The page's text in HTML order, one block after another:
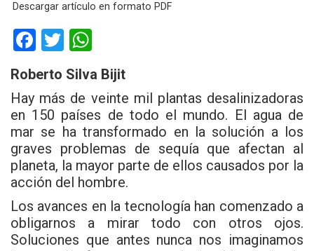
Descargar artículo en formato PDF
F
ce
b
o
o
k
T
wi
tt
er
h
at
s
A
p
p
Roberto Silva Bijit
Hay más de veinte mil plantas desalinizadoras
en 150 países de todo el mundo. El agua de
mar se ha transformado en la solución a los
graves problemas de sequía que afectan al
planeta, la mayor parte de ellos causados por la
acción del hombre.
Los avances en la tecnología han comenzado a
obligarnos a mirar todo con otros ojos.
Soluciones que antes nunca nos imaginamos